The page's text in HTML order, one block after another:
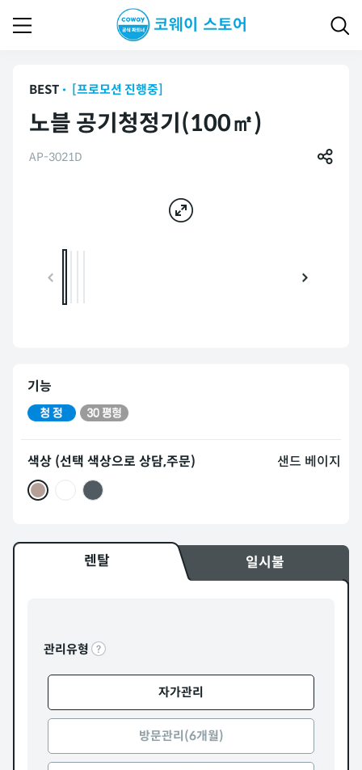
BEST [프로모션 진행중]
노블 공기청정기(100㎡)
AP-3021D
기능
색상 (선택 색상으로 상담,주문) 샌드 베이지
렌탈 일시불
관리유형
자가관리
방문관리(6개월)